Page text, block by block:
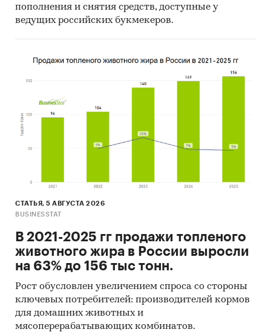
Печатные и электронные деловые и
специализированные издания,
аналитические обзоры.
Ресурсы сети Интернет в России и мире.
Экспертные опросы.
Материалы участников отечественного и
мирового рынков.
Результаты исследований маркетинговых и
консалтинговых агентств.
данных.
Результаты ценовых мониторингов.
(United Nations Statistics Division:
Commodity Trade Statistics, Industrial
Commodity Statistics, Food and Agriculture
Organization и др.).
Материалы Международного Валютного
Фонда (International Monetary Fund).
пополнения и снятия средств, доступные у
ведущих российских букмекеров.
СТАТЬЯ, 5 АВГУСТА 2026
BUSINESSTAT
В 2021-2025 гг продажи топленого
животного жира в России выросли
на 63% до 156 тыс тонн.
Рост обусловлен увеличением спроса со стороны
ключевых потребителей: производителей кормов
для домашних животных и
мясоперерабатывающих комбинатов.